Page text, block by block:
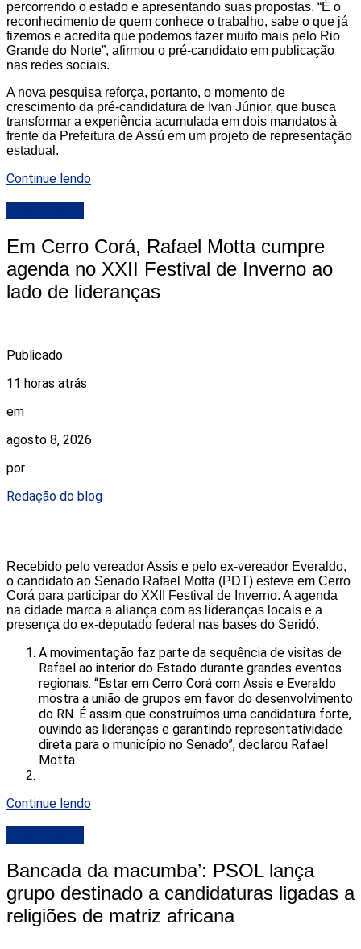
percorrendo o estado e apresentando suas propostas. “É o
reconhecimento de quem conhece o trabalho, sabe o que já
fizemos e acredita que podemos fazer muito mais pelo Rio
Grande do Norte”, afirmou o pré-candidato em publicação
nas redes sociais.
A nova pesquisa reforça, portanto, o momento de
crescimento da pré-candidatura de Ivan Júnior, que busca
transformar a experiência acumulada em dois mandatos à
frente da Prefeitura de Assú em um projeto de representação
estadual.
Continue lendo
Em Cerro Corá, Rafael Motta cumpre
agenda no XXII Festival de Inverno ao
lado de lideranças
Publicado
11 horas atrás
em
agosto 8, 2026
por
Redação do blog
Recebido pelo vereador Assis e pelo ex-vereador Everaldo,
o candidato ao Senado Rafael Motta (PDT) esteve em Cerro
Corá para participar do XXII Festival de Inverno. A agenda
na cidade marca a aliança com as lideranças locais e a
presença do ex-deputado federal nas bases do Seridó.
A movimentação faz parte da sequência de visitas de
Rafael ao interior do Estado durante grandes eventos
regionais. “Estar em Cerro Corá com Assis e Everaldo
mostra a união de grupos em favor do desenvolvimento
do RN. É assim que construímos uma candidatura forte,
ouvindo as lideranças e garantindo representatividade
direta para o município no Senado”, declarou Rafael
Motta.
Continue lendo
Bancada da macumba’: PSOL lança
grupo destinado a candidaturas ligadas a
religiões de matriz africana